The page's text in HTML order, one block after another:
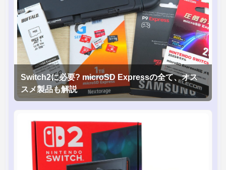
Switch2に必要? microSD Expressの全て、オス
スメ製品も解説